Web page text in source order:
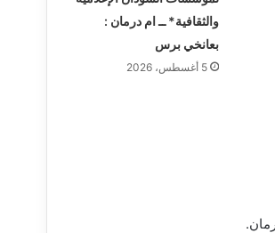
والثقافية* ــ ام درمان :
بعانخي برس
5 أغسطس، 2026